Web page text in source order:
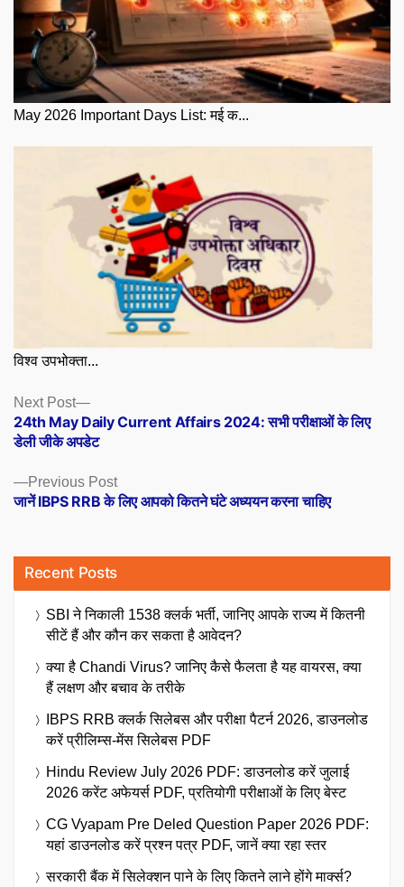
May 2026 Important Days List: मई क...
विश्व उपभोक्ता...
Posts
navigation
Previous PostPrevious
post:
जानें IBPS RRB के लिए आपको कितने घंटे अध्ययन करना चाहिए
Next Post
Next
post:
24th May Daily Current Affairs 2024: सभी परीक्षाओं के लिए
डेली जीके अपडेट
Recent Posts
SBI ने निकाली 1538 क्लर्क भर्ती, जानिए आपके राज्य में कितनी
सीटें हैं और कौन कर सकता है आवेदन?
क्या है Chandi Virus? जानिए कैसे फैलता है यह वायरस, क्या
हैं लक्षण और बचाव के तरीके
IBPS RRB क्लर्क सिलेबस और परीक्षा पैटर्न 2026, डाउनलोड
करें प्रीलिम्स-मेंस सिलेबस PDF
Hindu Review July 2026 PDF: डाउनलोड करें जुलाई
2026 करेंट अफेयर्स PDF, प्रतियोगी परीक्षाओं के लिए बेस्ट
CG Vyapam Pre Deled Question Paper 2026 PDF:
यहां डाउनलोड करें प्रश्न पत्र PDF, जानें क्या रहा स्तर
सरकारी बैंक में सिलेक्शन पाने के लिए कितने लाने होंगे मार्क्स?